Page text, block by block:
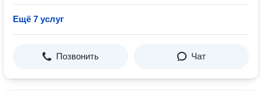
Ещё 7 услуг
Позвонить Чат